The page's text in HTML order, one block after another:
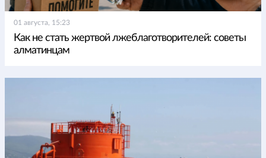
01 августа, 15:23
Как не стать жертвой лжеблаготворителей: советы
алматинцам